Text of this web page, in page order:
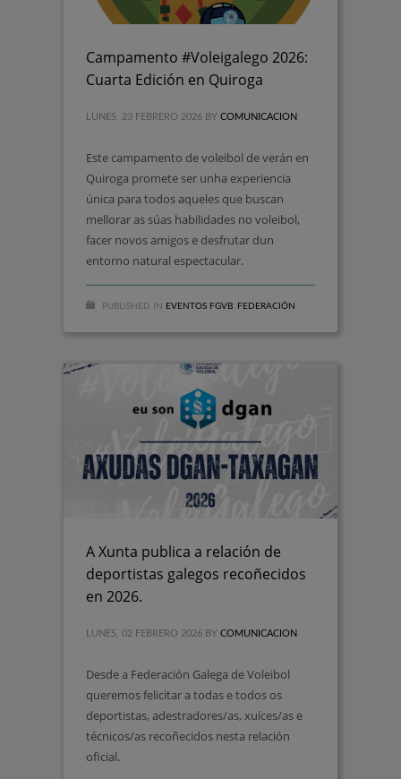
Campamento #Voleigalego 2026:
Cuarta Edición en Quiroga
LUNES, 23 FEBRERO 2026 BY COMUNICACION
Este campamento de voleibol de verán en
Quiroga promete ser unha experiencia
única para todos aqueles que buscan
mellorar as súas habilidades no voleibol,
facer novos amigos e desfrutar dun
entorno natural espectacular.
PUBLISHED IN EVENTOS FGVB FEDERACIÓN
A Xunta publica a relación de
deportistas galegos recoñecidos
en 2026.
LUNES, 02 FEBRERO 2026 BY COMUNICACION
Desde a Federación Galega de Voleibol
queremos felicitar a todas e todos os
deportistas, adestradores/as, xuíces/as e
técnicos/as recoñecidos nesta relación
oficial.